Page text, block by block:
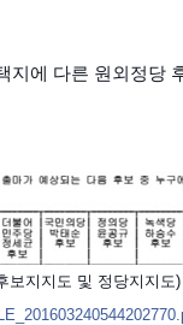
에 다른 원외정당
지지도 및 정당지지